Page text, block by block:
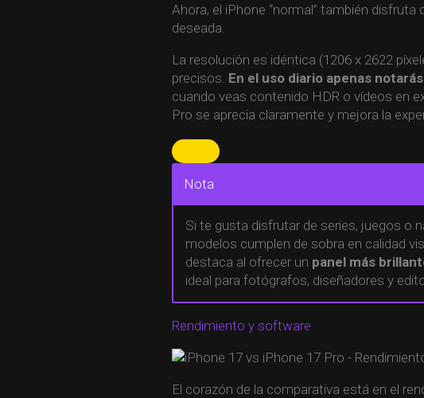
Ahora, el iPhone “normal” también
deseada.
La resolución es idéntica (1206 x 2622
precisos. En el uso diario apenas
cuando veas contenido HDR o vídeos en
Pro se aprecia claramente y mejora la
Nota
Si te gusta disfrutar de series, juegos o
modelos cumplen de sobra en calidad
destaca al ofrecer un panel más
ideal para fotógrafos, diseñadores y
Rendimiento y software
El corazón de la comparativa está en el